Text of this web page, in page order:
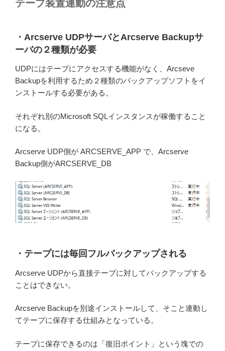
テープ装置連動の注意点
・Arcserve UDPサーバとArcserve Backupサ
ーバの２種類が必要
UDPにはテープにアクセスする機能がなく、Arcseve
Backupを利用するため２種類のバックアップソフトをイ
ンストールする必要がある。
それぞれ別のMicrosoft SQLインスタンスが稼働すること
になる。
Arcserve UDP側が ARCSERVE_APP で、Arcserve
Backup側がARCSERVE_DB
・テープには毎回フルバックアップされる
Arcserve UDPから直接テープに対してバックアップする
ことはできない。
Arcserve Backupを別途インストールして、そこと連動し
てテープに保存する仕組みとなっている。
テープに保存できるのは「復旧ポイント」という塊での